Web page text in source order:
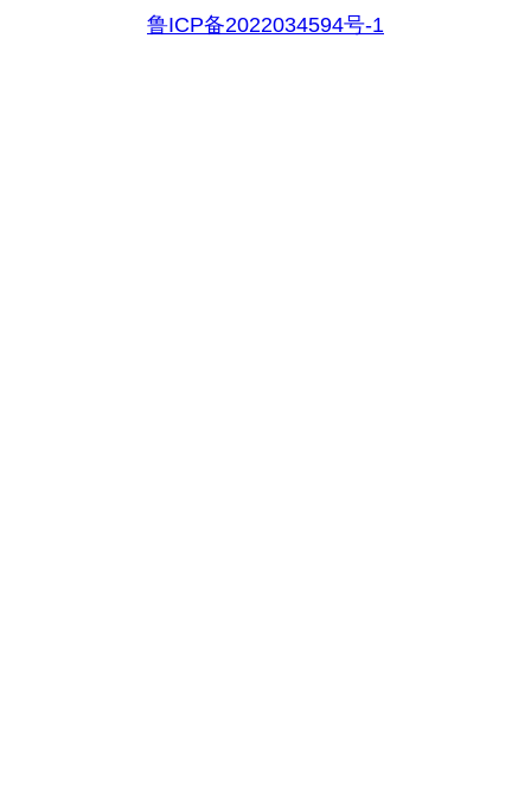
鲁ICP备2022034594号-1